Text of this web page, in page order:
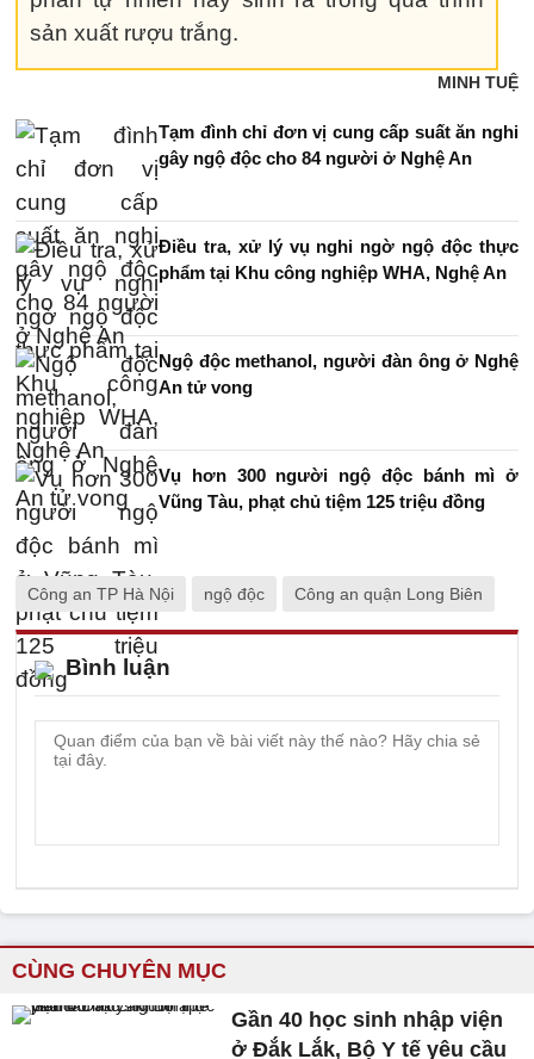
sản xuất rượu trắng.
MINH TUỆ
Tạm đình chỉ đơn vị cung cấp suất ăn nghi
gây ngộ độc cho 84 người ở Nghệ An
Điều tra, xử lý vụ nghi ngờ ngộ độc thực
phẩm tại Khu công nghiệp WHA, Nghệ An
Ngộ độc methanol, người đàn ông ở Nghệ
An tử vong
Vụ hơn 300 người ngộ độc bánh mì ở
Vũng Tàu, phạt chủ tiệm 125 triệu đồng
Công an TP Hà Nội ngộ độc Công an quận Long Biên
Bình luận
CÙNG CHUYÊN MỤC
Gần 40 học sinh nhập viện
ở Đắk Lắk, Bộ Y tế yêu cầu